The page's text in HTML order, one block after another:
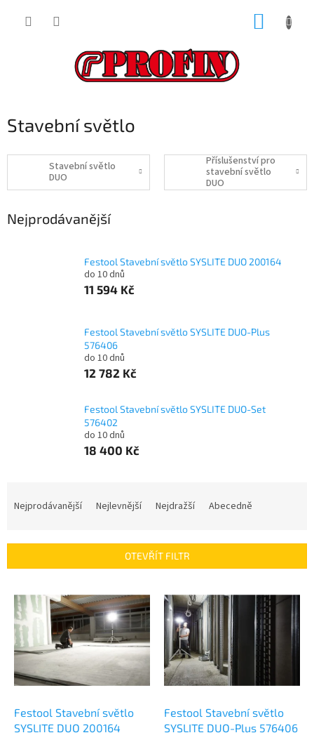
Stavební světlo
Stavební světlo
DUO
Příslušenství pro
stavební světlo
DUO
Nejprodávanější
Festool Stavební světlo SYSLITE DUO 200164
do 10 dnů
11 594 Kč
Festool Stavební světlo SYSLITE DUO-Plus
576406
do 10 dnů
12 782 Kč
Festool Stavební světlo SYSLITE DUO-Set
576402
do 10 dnů
18 400 Kč
í
Nejprodávanější Nejlevnější Nejdražší Abecedně
OTEVŘÍT FILTR
p
Festool Stavební světlo
SYSLITE DUO 200164
Festool Stavební světlo
SYSLITE DUO-Plus 576406